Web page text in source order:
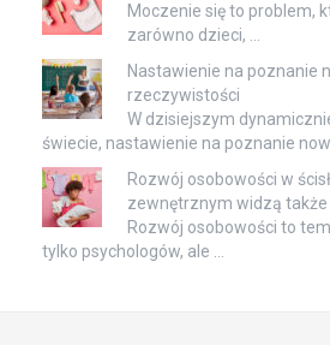
Moczenie się to problem,
zarówno dzieci, …
Nastawienie na poznanie
rzeczywistości
W dzisiejszym
świecie, nastawienie na poznanie
Rozwój osobowości w
zewnętrznym widzą także
Rozwój osobowości to
tylko psychologów, ale …